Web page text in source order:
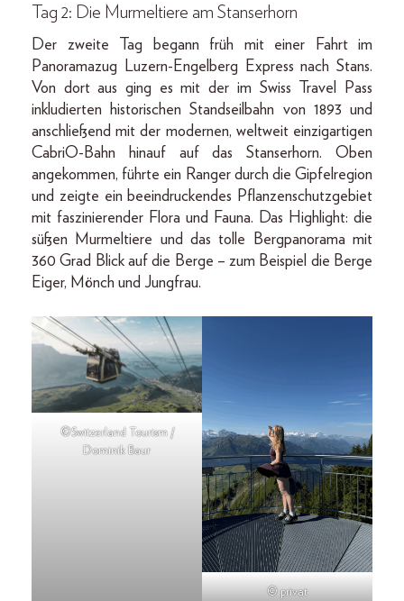
Tag 2: Die Murmeltiere am Stanserhorn
Der zweite Tag begann früh mit einer Fahrt im
Panoramazug Luzern-Engelberg Express nach Stans.
Von dort aus ging es mit der im Swiss Travel Pass
inkludierten historischen Standseilbahn von 1893 und
anschließend mit der modernen, weltweit einzigartigen
CabriO-Bahn hinauf auf das Stanserhorn. Oben
angekommen, führte ein Ranger durch die Gipfelregion
und zeigte ein beeindruckendes Pflanzenschutzgebiet
mit faszinierender Flora und Fauna. Das Highlight: die
süßen Murmeltiere und das tolle Bergpanorama mit
360 Grad Blick auf die Berge – zum Beispiel die Berge
Eiger, Mönch und Jungfrau.
©Switzerland Tourism /
Dominik Baur
© privat